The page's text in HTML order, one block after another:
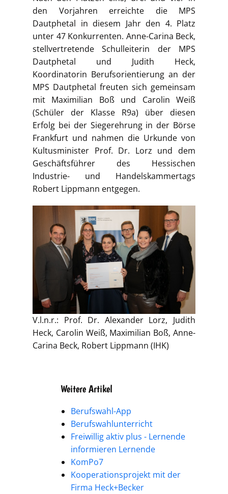
den Vorjahren erreichte die MPS
Dautphetal in diesem Jahr den 4. Platz
unter 47 Konkurrenten. Anne-Carina Beck,
stellvertretende Schulleiterin der MPS
Dautphetal und Judith Heck,
Koordinatorin Berufsorientierung an der
MPS Dautphetal freuten sich gemeinsam
mit Maximilian Boß und Carolin Weiß
(Schüler der Klasse R9a) über diesen
Erfolg bei der Siegerehrung in der Börse
Frankfurt und nahmen die Urkunde von
Kultusminister Prof. Dr. Lorz und dem
Geschäftsführer des Hessischen
Industrie- und Handelskammertags
Robert Lippmann entgegen.
V.l.n.r.: Prof. Dr. Alexander Lorz, Judith
Heck, Carolin Weiß, Maximilian Boß, Anne-
Carina Beck, Robert Lippmann (IHK)
Weitere Artikel
Berufswahl-App
Berufswahlunterricht
Freiwillig aktiv plus - Lernende
informieren Lernende
KomPo7
Kooperationsprojekt mit der
Firma Heck+Becker